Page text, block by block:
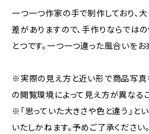
一つ一つ作家の手で制作しており、
差がありますので、手作りならでは
とつです。一つ一つ違った風合いをお
※実際の見え方と近い形で商品写真
の閲覧環境によって見え方が異なる
※「思っていた大きさや色と違う」と
いたしかねます。予めご了承ください。